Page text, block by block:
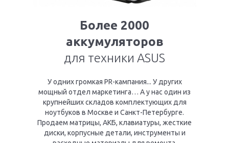
Более 2000
аккумуляторов
для техники ASUS
У одних громкая PR-кампания... У других
мощный отдел маркетинга… А у нас один из
крупнейших складов комплектующих для
ноутбуков в Москве и Санкт-Петербурге.
Продаем матрицы, АКБ, клавиатуры, жесткие
диски, корпусные детали, инструменты и